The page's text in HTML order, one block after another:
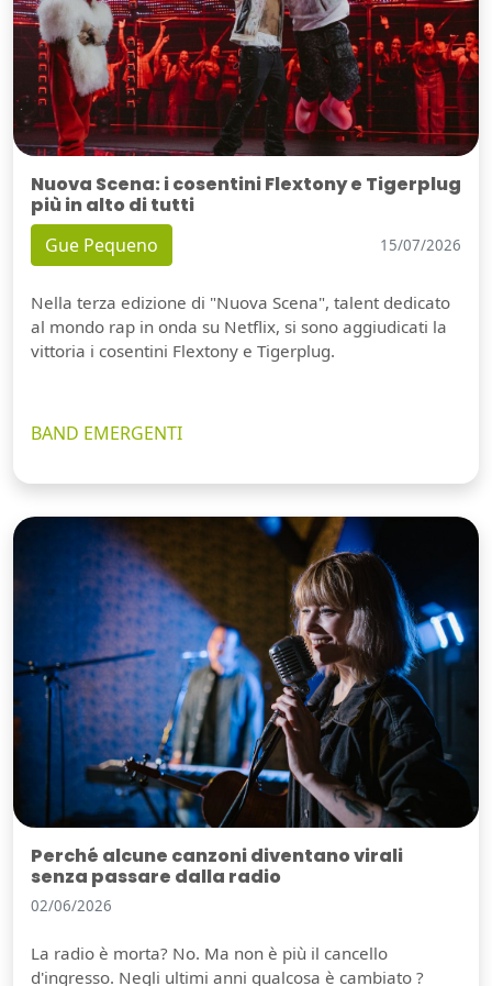
Nuova Scena: i cosentini Flextony e Tigerplug
più in alto di tutti
Gue Pequeno 15/07/2026
Nella terza edizione di "Nuova Scena", talent dedicato
al mondo rap in onda su Netflix, si sono aggiudicati la
vittoria i cosentini Flextony e Tigerplug.
BAND EMERGENTI
Perché alcune canzoni diventano virali
senza passare dalla radio
02/06/2026
La radio è morta? No. Ma non è più il cancello
d'ingresso. Negli ultimi anni qualcosa è cambiato ?